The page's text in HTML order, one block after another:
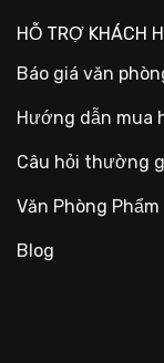
HỖ TRỢ KHÁCH
Báo giá văn
Hướng dẫn mua
Câu hỏi thường
Văn Phòng Phẩm
Blog